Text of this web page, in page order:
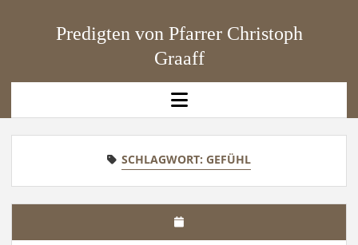
Predigten von Pfarrer Christoph
Graaff
open
menu
SCHLAGWORT: GEFÜHL